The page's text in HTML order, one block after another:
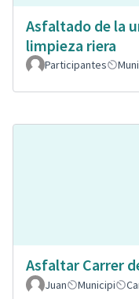
Asfaltado de la
limpieza riera
Participantes
Asfaltar Carrer
Juan
Municipi